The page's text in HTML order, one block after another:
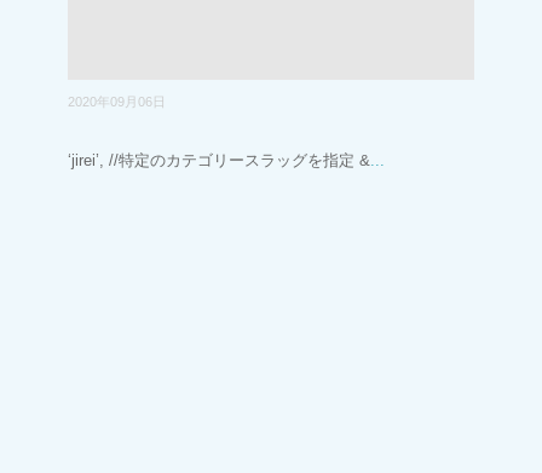
2020年09月06日
‘jirei’, //特定のカテゴリースラッグを指定 &...